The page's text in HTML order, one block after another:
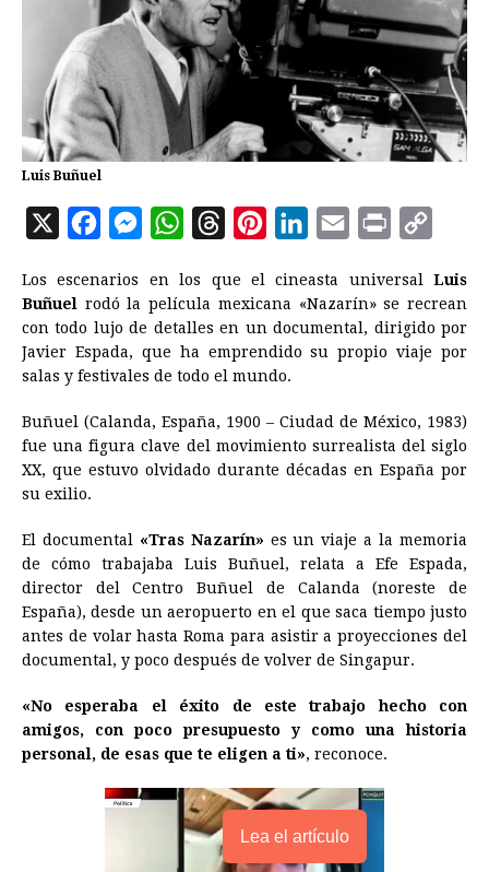
Luis Buñuel
X
c
e
b
o
o
k
M
s
s
e
n
g
e
W
a
t
s
A
p
p
r
e
a
d
s
n
e
r
e
s
n
k
e
I
n
a
i
l
i
n
t
p
y
L
n
k
Los escenarios en los que el cineasta universal Luis
Buñuel rodó la película mexicana «Nazarín» se recrean
con todo lujo de detalles en un documental, dirigido por
Javier Espada, que ha emprendido su propio viaje por
salas y festivales de todo el mundo.
Buñuel (Calanda, España, 1900 – Ciudad de México, 1983)
fue una figura clave del movimiento surrealista del siglo
XX, que estuvo olvidado durante décadas en España por
su exilio.
El documental «Tras Nazarín» es un viaje a la memoria
de cómo trabajaba Luis Buñuel, relata a Efe Espada,
director del Centro Buñuel de Calanda (noreste de
España), desde un aeropuerto en el que saca tiempo justo
antes de volar hasta Roma para asistir a proyecciones del
documental, y poco después de volver de Singapur.
«No esperaba el éxito de este trabajo hecho con
amigos, con poco presupuesto y como una historia
personal, de esas que te eligen a ti», reconoce.
Lea el artículo